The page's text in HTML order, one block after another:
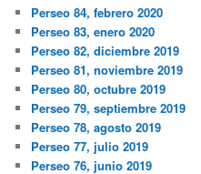
Perseo 84, febrero 2020
Perseo 83, enero 2020
Perseo 82, diciembre 2019
Perseo 81, noviembre 2019
Perseo 80, octubre 2019
Perseo 79, septiembre 2019
Perseo 78, agosto 2019
Perseo 77, julio 2019
Perseo 76, junio 2019